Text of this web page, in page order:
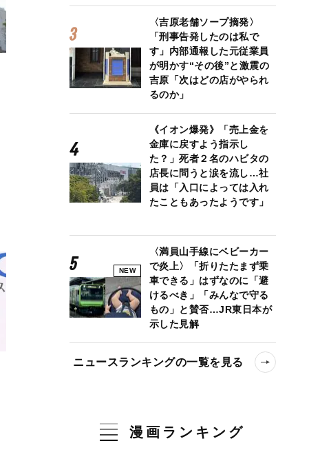
〈吉原老舗ソープ摘発〉
「刑事告発したのは私で
す」内部通報した元従業員
が明かす“その後”と激震の
吉原「次はどの店がやられ
るのか」
《イオン爆発》「売上金を
金庫に戻すよう指示し
た？」死者２名のハビタの
店長に問うと涙を流し…社
員は「入口によっては入れ
たこともあったようです」
NEW
〈満員山手線にベビーカー
で炎上〉「折りたたまず乗
車できる」はずなのに「避
けるべき」「みんなで守る
もの」と賛否…JR東日本が
示した見解
ニュースランキングの一覧を見る
漫画ランキング